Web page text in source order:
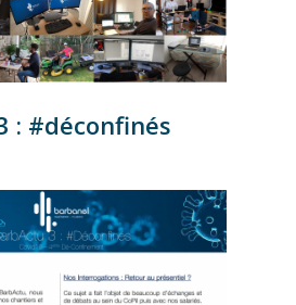
: #déconfinés